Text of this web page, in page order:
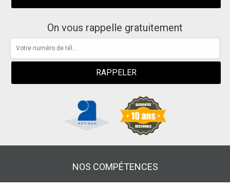
On vous rappelle gratuitement
NOS COMPÉTENCES